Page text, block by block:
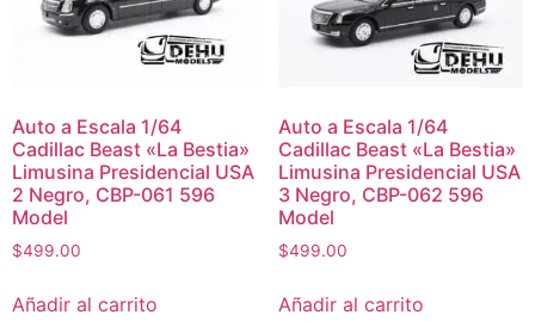
Auto a Escala 1/64
Cadillac Beast «La Bestia»
Limusina Presidencial USA
2 Negro, CBP-061 596
Model
$499.00
Añadir al carrito
Auto a Escala 1/64
Cadillac Beast «La Bestia»
Limusina Presidencial USA
3 Negro, CBP-062 596
Model
$499.00
Añadir al carrito